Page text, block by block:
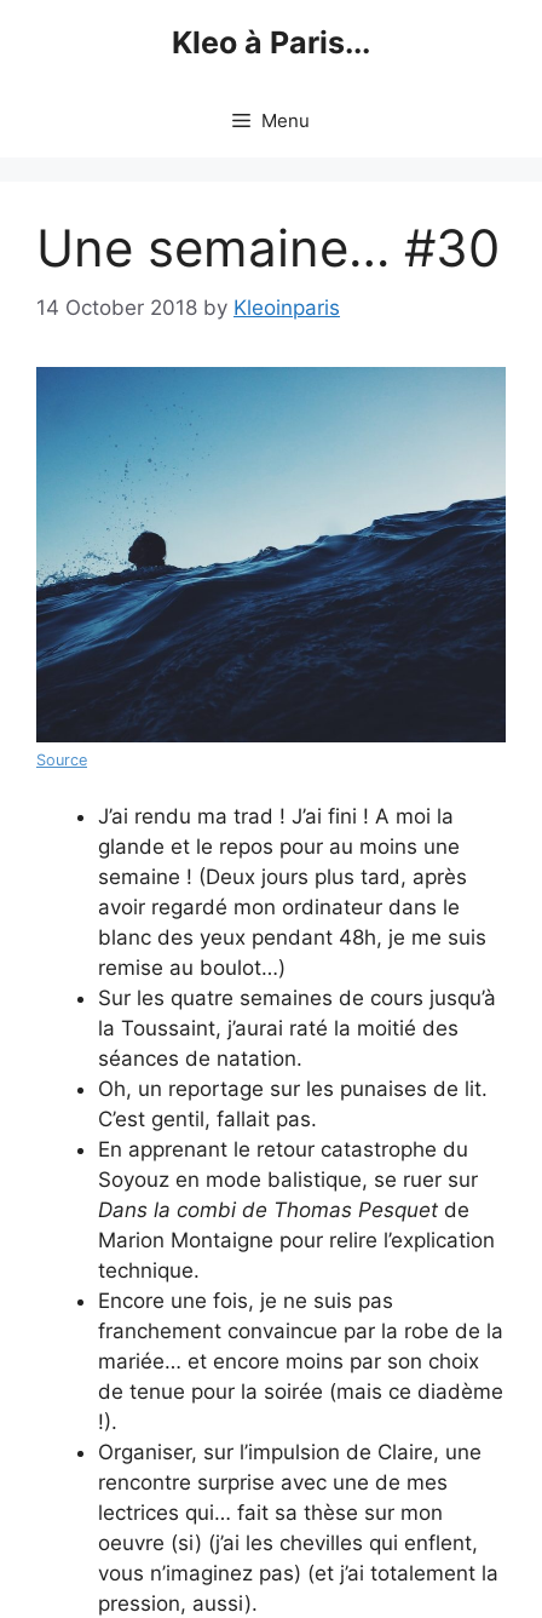
Kleo à Paris...
Menu
Une semaine… #30
14 October 2018 by Kleoinparis
Source
J’ai rendu ma trad ! J’ai fini ! A moi la
glande et le repos pour au moins une
semaine ! (Deux jours plus tard, après
avoir regardé mon ordinateur dans le
blanc des yeux pendant 48h, je me suis
remise au boulot…)
Sur les quatre semaines de cours jusqu’à
la Toussaint, j’aurai raté la moitié des
séances de natation.
Oh, un reportage sur les punaises de lit.
C’est gentil, fallait pas.
En apprenant le retour catastrophe du
Soyouz en mode balistique, se ruer sur
Dans la combi de Thomas Pesquet de
Marion Montaigne pour relire l’explication
technique.
Encore une fois, je ne suis pas
franchement convaincue par la robe de la
mariée… et encore moins par son choix
de tenue pour la soirée (mais ce diadème
!).
Organiser, sur l’impulsion de Claire, une
rencontre surprise avec une de mes
lectrices qui… fait sa thèse sur mon
oeuvre (si) (j’ai les chevilles qui enflent,
vous n’imaginez pas) (et j’ai totalement la
pression, aussi).